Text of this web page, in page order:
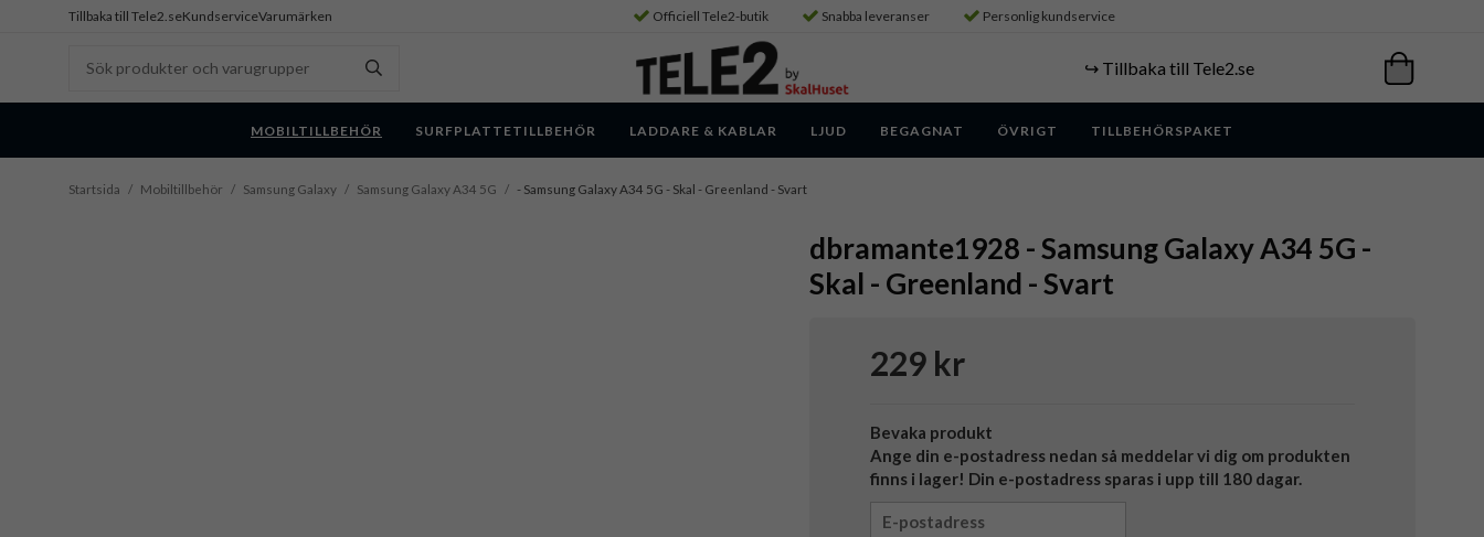
Tillbaka till Tele2.seKundserviceVarumärken Officiell Tele2-butik Snabba leveranser Personlig kundservice
↪️ Tillbaka till Tele2.se
MOBILTILLBEHÖR SURFPLATTETILLBEHÖR LADDARE & KABLAR LJUD BEGAGNAT ÖVRIGT TILLBEHÖRSPAKET
Startsida / Mobiltillbehör / Samsung Galaxy / Samsung Galaxy A34 5G / - Samsung Galaxy A34 5G - Skal - Greenland - Svart
dbramante1928 - Samsung Galaxy A34 5G -
Skal - Greenland - Svart
229 kr
Bevaka produkt
Ange din e-postadress nedan så meddelar vi dig om produkten
finns i lager! Din e-postadress sparas i upp till 180 dagar.